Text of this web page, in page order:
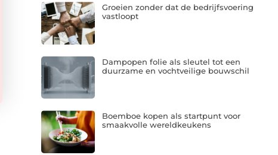
Groeien zonder dat de bedrijfsvoering
vastloopt
Dampopen folie als sleutel tot een
duurzame en vochtveilige bouwschil
Boemboe kopen als startpunt voor
smaakvolle wereldkeukens